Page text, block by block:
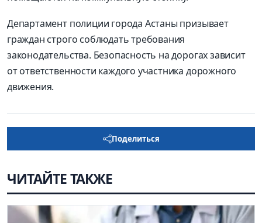
Департамент полиции города Астаны призывает
граждан строго соблюдать требования
законодательства. Безопасность на дорогах зависит
от ответственности каждого участника дорожного
движения.
Поделиться
ЧИТАЙТЕ ТАКЖЕ